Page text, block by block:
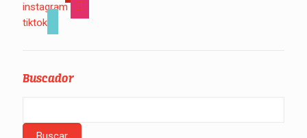
instagram
tiktok
Buscador